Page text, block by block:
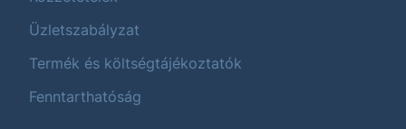
Üzletszabályzat
Termék és költségtájékoztatók
Fenntarthatóság